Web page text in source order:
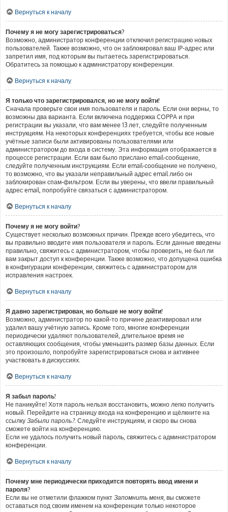
Вернуться к началу
Почему я не могу зарегистрироваться?
Возможно, администратор конференции отключил регистрацию новых
пользователей. Также возможно, что он заблокировал ваш IP-адрес или
запретил имя, под которым вы пытаетесь зарегистрироваться.
Обратитесь за помощью к администратору конференции.
Вернуться к началу
Я только что зарегистрировался, но не могу войти!
Сначала проверьте свои имя пользователя и пароль. Если они верны, то
возможны два варианта. Если включена поддержка COPPA и при
регистрации вы указали, что вам менее 13 лет, следуйте полученным
инструкциям. На некоторых конференциях требуется, чтобы все новые
учётные записи были активированы пользователями или
администратором до входа в систему. Эта информация отображается в
процессе регистрации. Если вам было прислано email-сообщение,
следуйте полученным инструкциям. Если email-сообщение не получено,
то возможно, что вы указали неправильный адрес email либо он
заблокирован спам-фильтром. Если вы уверены, что ввели правильный
адрес email, попробуйте связаться с администратором.
Вернуться к началу
Почему я не могу войти?
Существует несколько возможных причин. Прежде всего убедитесь, что
вы правильно вводите имя пользователя и пароль. Если данные введены
правильно, свяжитесь с администратором, чтобы проверить, не был ли
вам закрыт доступ к конференции. Также возможно, что допущена ошибка
в конфигурации конференции, свяжитесь с администратором для
исправления настроек.
Вернуться к началу
Я давно зарегистрирован, но больше не могу войти!
Возможно, администратор по какой-то причине деактивировал или
удалил вашу учётную запись. Кроме того, многие конференции
периодически удаляют пользователей, длительное время не
оставляющих сообщения, чтобы уменьшить размер базы данных. Если
это произошло, попробуйте зарегистрироваться снова и активнее
участвовать в дискуссиях.
Вернуться к началу
Я забыл пароль!
Не паникуйте! Хотя пароль нельзя восстановить, можно легко получить
новый. Перейдите на страницу входа на конференцию и щёлкните на
ссылку Забыли пароль?. Следуйте инструкциям, и скоро вы снова
сможете войти на конференцию.
Если не удалось получить новый пароль, свяжитесь с администратором
конференции.
Вернуться к началу
Почему мне периодически приходится повторять ввод имени и
пароля?
Если вы не отметили флажком пункт Запомнить меня, вы сможете
оставаться под своим именем на конференции только некоторое